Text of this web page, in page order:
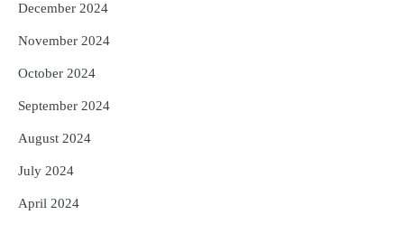
December 2024
November 2024
October 2024
September 2024
August 2024
July 2024
April 2024